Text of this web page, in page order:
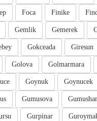
Finike
Foca
Gemerek
Gemlik
Giresun
Gokceada
Golmarmara
Golova
Goynucek
Goynuk
Gumusova
Gurpinar